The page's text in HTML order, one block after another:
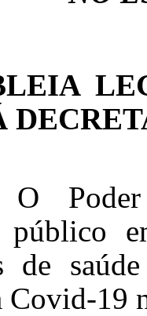
Poder
público
de
Covid-19